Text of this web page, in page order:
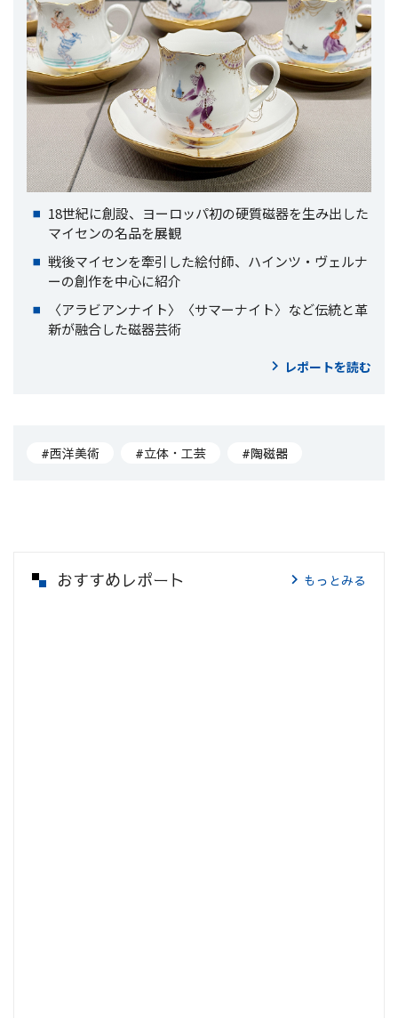
18世紀に創設、ヨーロッパ初の硬質磁器を生み出した
マイセンの名品を展観
戦後マイセンを牽引した絵付師、ハインツ・ヴェルナ
ーの創作を中心に紹介
〈アラビアンナイト〉〈サマーナイト〉など伝統と革
新が融合した磁器芸術
レポートを読む
#西洋美術 #立体・工芸 #陶磁器
おすすめレポート もっとみる